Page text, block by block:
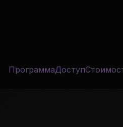
ПрограммаДоступ